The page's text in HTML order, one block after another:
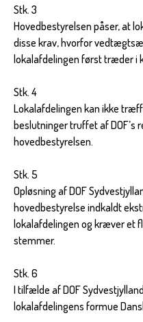
Stk. 3
Hovedbestyrelsen påser, at
disse krav, hvorfor
lokalafdelingen først træder i
Stk. 4
Lokalafdelingen kan ikke
beslutninger truffet af
hovedbestyrelsen.
Stk. 5
Opløsning af DOF
hovedbestyrelse indkaldt
lokalafdelingen og kræver et
stemmer.
Stk. 6
I tilfælde af DOF
lokalafdelingens formue